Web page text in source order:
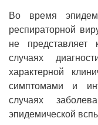
Во время
респираторной
не представляет
случаях
характерной
симптомами и
случаях
эпидемической